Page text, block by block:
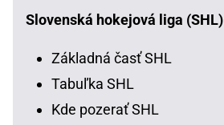
Slovenská hokejová liga (SHL)
Základná časť SHL
Tabuľka SHL
Kde pozerať SHL